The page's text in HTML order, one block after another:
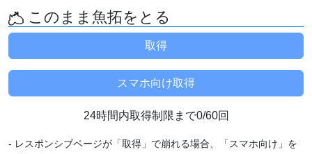
このまま魚拓をとる
24時間内取得制限まで0/60回
- レスポンシブページが「取得」で崩れる場合、「スマホ向け」を